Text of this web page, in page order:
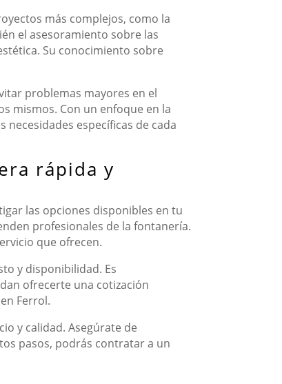
más complejos, como la
el asesoramiento sobre las
Su conocimiento sobre
problemas mayores en el
mismos. Con un enfoque en la
específicas de cada
rápida y
las opciones disponibles en tu
profesionales de la fontanería.
que ofrecen.
y disponibilidad. Es
ofrecerte una cotización
Ferrol.
y calidad. Asegúrate de
pasos, podrás contratar a un